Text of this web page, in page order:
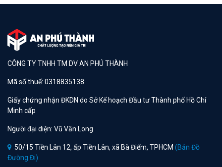
CÔNG TY TNHH TM DV AN PHÚ THÀNH
Mã số thuế: 0318835138
Giấy chứng nhận ĐKDN do Sở Kế hoạch Đầu tư Thành phố Hồ Chí
Minh cấp
Người đại diện: Vũ Văn Long
50/15 Tiền Lân 12, ấp Tiền Lân, xã Bà Điểm, TPHCM (Bản Đồ
Đường Đi)